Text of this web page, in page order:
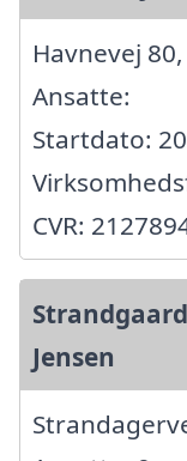
Havnevej
Ansatte:
Startdato:
CVR:
Jensen